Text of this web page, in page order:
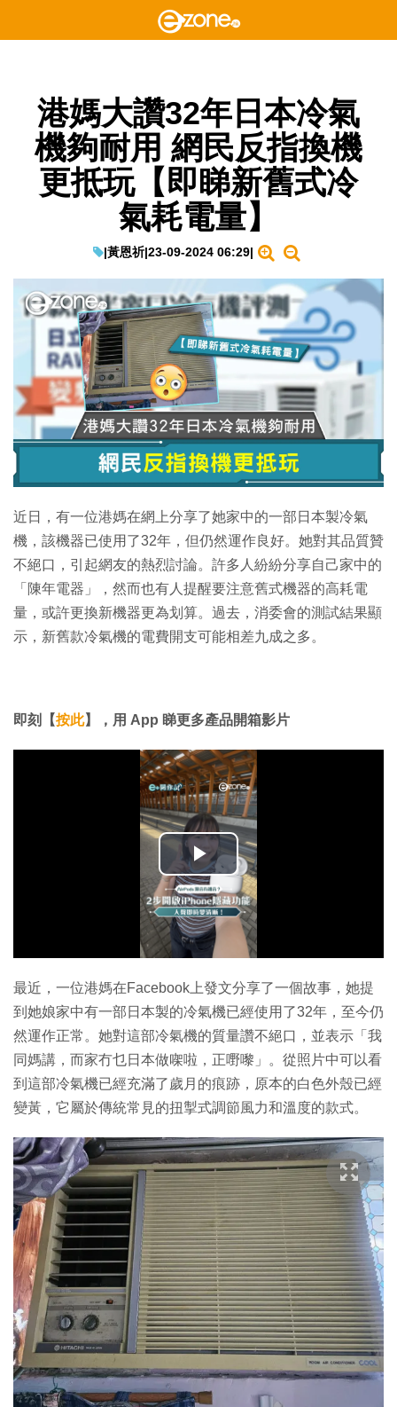
港媽大讚32年日本冷氣
機夠耐用 網民反指換機
更抵玩【即睇新舊式冷
氣耗電量】
|黃恩祈|23-09-2024 06:29|
近日，有一位港媽在網上分享了她家中的一部日本製冷氣
機，該機器已使用了32年，但仍然運作良好。她對其品質贊
不絕口，引起網友的熱烈討論。許多人紛紛分享自己家中的
「陳年電器」，然而也有人提醒要注意舊式機器的高耗電
量，或許更換新機器更為划算。過去，消委會的測試結果顯
示，新舊款冷氣機的電費開支可能相差九成之多。
即刻【按此】，用 App 睇更多產品開箱影片
播
放
影
片
最近，一位港媽在Facebook上發文分享了一個故事，她提
到她娘家中有一部日本製的冷氣機已經使用了32年，至今仍
然運作正常。她對這部冷氣機的質量讚不絕口，並表示「我
同媽講，而家冇乜日本做㗎啦，正嘢嚟」。從照片中可以看
到這部冷氣機已經充滿了歲月的痕跡，原本的白色外殼已經
變黃，它屬於傳統常見的扭掣式調節風力和溫度的款式。